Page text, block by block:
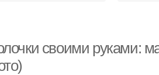
своими руками: